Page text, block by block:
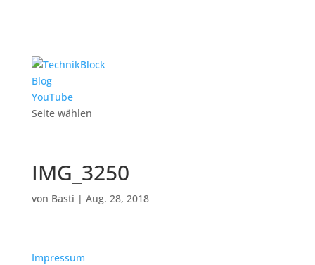
Blog
YouTube
Seite wählen
IMG_3250
von Basti | Aug. 28, 2018
Impressum